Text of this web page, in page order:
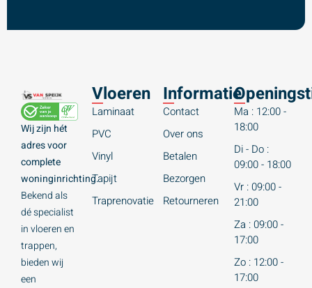
Wij zijn hét
adres voor
complete
woninginrichting.
Bekend als
dé specialist
in vloeren en
trappen,
bieden wij
een
Vloeren
Laminaat
PVC
Vinyl
Tapijt
Traprenovatie
Informatie
Contact
Over ons
Betalen
Bezorgen
Retourneren
Ma : 12:00 -
18:00
Di - Do :
09:00 - 18:00
Vr : 09:00 -
21:00
Za : 09:00 -
17:00
Zo : 12:00 -
17:00